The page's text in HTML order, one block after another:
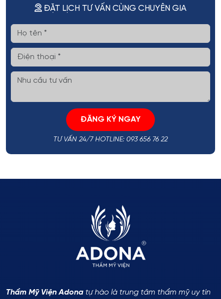
ĐẶT LỊCH TƯ VẤN CÙNG CHUYÊN GIA
ĐĂNG KÝ NGAY
TƯ VẤN 24/7 HOTLINE: 093 656 76 22
Thẩm Mỹ Viện Adona tự hào là trung tâm thẩm mỹ uy tín